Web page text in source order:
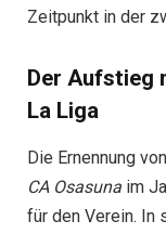
Zeitpunkt in der
Der Aufstieg
La Liga
Die Ernennung von
CA Osasuna im
für den Verein. In